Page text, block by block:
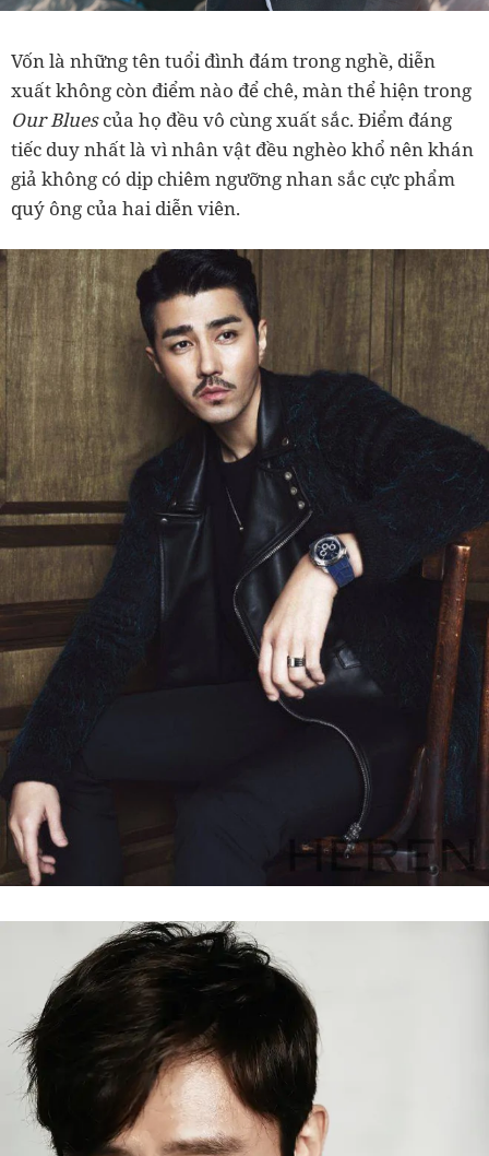
Vốn là những tên tuổi đình đám trong nghề, diễn
xuất không còn điểm nào để chê, màn thể hiện trong
Our Bluescủa họ đều vô cùng xuất sắc. Điểm đáng
tiếc duy nhất là vì nhân vật đều nghèo khổ nên khán
giả không có dịp chiêm ngưỡng nhan sắc cực phẩm
quý ông của hai diễn viên.